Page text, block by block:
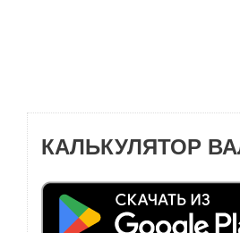
КАЛЬКУЛЯТОР